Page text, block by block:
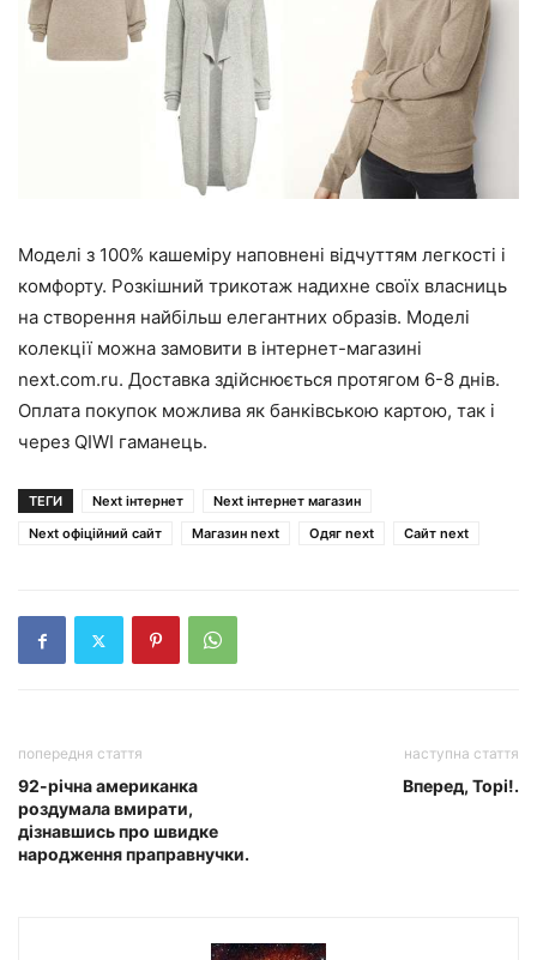
Моделі з 100% кашеміру наповнені відчуттям легкості і
комфорту. Розкішний трикотаж надихне своїх власниць
на створення найбільш елегантних образів. Моделі
колекції можна замовити в інтернет-магазині
next.com.ru. Доставка здійснюється протягом 6-8 днів.
Оплата покупок можлива як банківською картою, так і
через QIWI гаманець.
ТЕГИ Next інтернет
Next інтернет магазин
Next офіційний сайт
Магазин next Одяг next Сайт next
попередня стаття
92-річна американка
роздумала вмирати,
дізнавшись про швидке
народження праправнучки.
наступна стаття
Вперед, Торі!.